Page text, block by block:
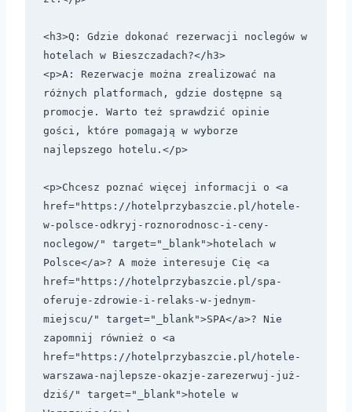
<h3>Q: Gdzie dokonać rezerwacji noclegów w
hotelach w Bieszczadach?</h3>
<p>A: Rezerwacje można zrealizować na
różnych platformach, gdzie dostępne są
promocje. Warto też sprawdzić opinie
gości, które pomagają w wyborze
najlepszego hotelu.</p>
<p>Chcesz poznać więcej informacji o <a
href="https://hotelprzybaszcie.pl/hotele-
w-polsce-odkryj-roznorodnosc-i-ceny-
noclegow/" target="_blank">hotelach w
Polsce</a>? A może interesuje Cię <a
href="https://hotelprzybaszcie.pl/spa-
oferuje-zdrowie-i-relaks-w-jednym-
miejscu/" target="_blank">SPA</a>? Nie
zapomnij również o <a
href="https://hotelprzybaszcie.pl/hotele-
warszawa-najlepsze-okazje-zarezerwuj-już-
dziś/" target="_blank">hotele w